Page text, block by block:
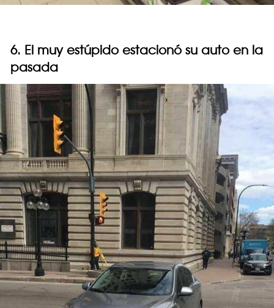
6. El muy estúpido estacionó su auto en la
pasada